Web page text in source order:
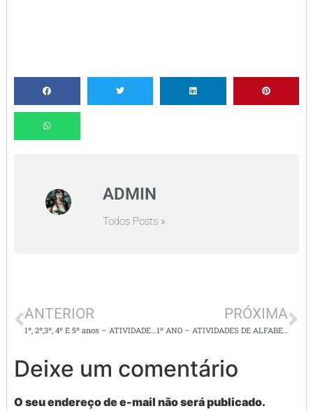
ADMIN
Todos Posts »
ANTERIOR
1º, 2º,3º, 4º E 5º anos – ATIVIDADES DE PRODUÇÃO DE TEXTOS
PRÓXIMA
1º ANO – ATIVIDADES DE ALFABETIZAÇÃO
Deixe um comentário
O seu endereço de e-mail não será publicado.